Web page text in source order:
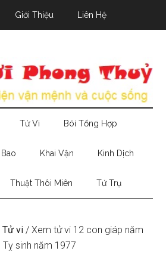
Giới Thiệu Liên Hệ
Tử Vi Bói Tổng Hợp
Khai Vận Kinh Dịch
Thuật Thôi Miên Tứ Trụ
Tử vi / Xem tử vi 12 con giáp năm
sinh năm 1977